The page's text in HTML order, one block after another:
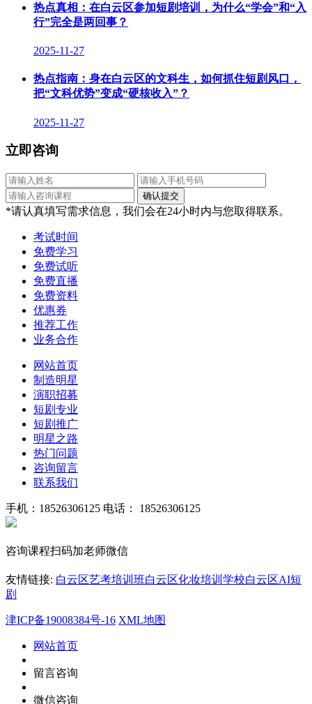
热点真相：在白云区参加短剧培训，为什么“学会”和“入
行”完全是两回事？
2025-11-27
热点指南：身在白云区的文科生，如何抓住短剧风口，
把“文科优势”变成“硬核收入”？
2025-11-27
立即咨询
*请认真填写需求信息，我们会在24小时内与您取得联系。
考试时间
免费学习
免费试听
免费直播
免费资料
优惠券
推荐工作
业务合作
网站首页
制造明星
演职招募
短剧专业
短剧推广
明星之路
热门问题
咨询留言
联系我们
手机：18526306125 电话： 18526306125
咨询课程扫码加老师微信
友情链接: 白云区艺考培训班白云区化妆培训学校白云区AI短
剧
津ICP备19008384号-16 XML地图
网站首页
留言咨询
微信咨询